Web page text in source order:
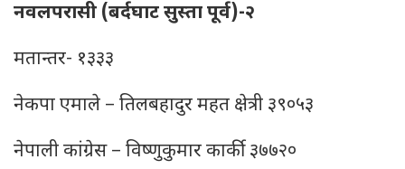
नवलपरासी (बर्दघाट सुस्ता पूर्व)-२
मतान्तर- १३३३
नेकपा एमाले – तिलबहादुर महत क्षेत्री ३९०५३
नेपाली कांग्रेस – विष्णुकुमार कार्की ३७७२०